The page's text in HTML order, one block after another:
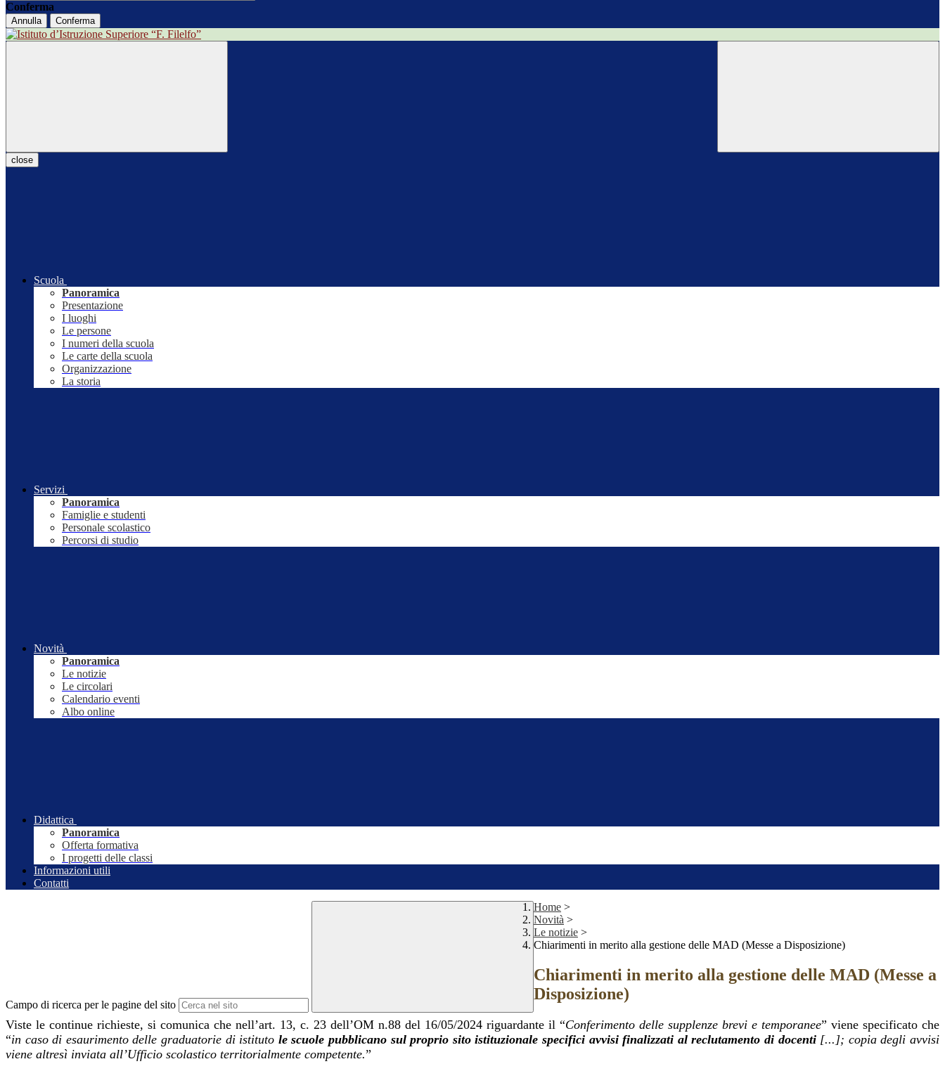
Conferma
Annulla Conferma
close
Scuola
Panoramica
Presentazione
I luoghi
Le persone
I numeri della scuola
Le carte della scuola
Organizzazione
La storia
Servizi
Panoramica
Famiglie e studenti
Personale scolastico
Percorsi di studio
Novità
Panoramica
Le notizie
Le circolari
Calendario eventi
Albo online
Didattica
Panoramica
Offerta formativa
I progetti delle classi
Informazioni utili
Contatti
Campo di ricerca per le pagine del sito
Home >
Novità >
Le notizie >
Chiarimenti in merito alla gestione delle MAD (Messe a Disposizione)
Chiarimenti in merito alla gestione delle MAD (Messe a
Disposizione)
Viste le continue richieste, si comunica che nell’art. 13, c. 23 dell’OM n.88 del 16/05/2024 riguardante il “Conferimento delle supplenze brevi e temporanee” viene specificato che
“in caso di esaurimento delle graduatorie di istituto le scuole pubblicano sul proprio sito istituzionale specifici avvisi finalizzati al reclutamento di docenti [...]; copia degli avvisi
viene altresì inviata all’Ufficio scolastico territorialmente competente.”